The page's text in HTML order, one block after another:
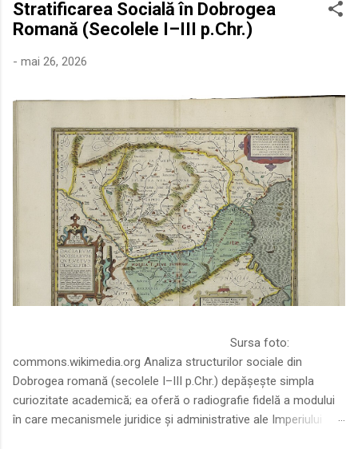
Stratificarea Socială în Dobrogea
Romană (Secolele I–III p.Chr.)
- mai 26, 2026
Sursa foto:
commons.wikimedia.org Analiza structurilor sociale din
Dobrogea romană (secolele I–III p.Chr.) depășește simpla
curiozitate academică; ea oferă o radiografie fidelă a modului
în care mecanismele juridice și administrative ale Imperiului